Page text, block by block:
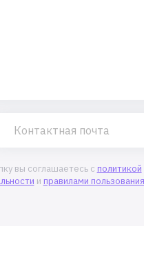
вы соглашаетесь с политикой
и правилами пользования